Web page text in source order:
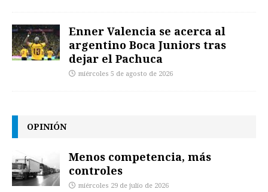
Enner Valencia se acerca al
argentino Boca Juniors tras
dejar el Pachuca
miércoles 5 de agosto de 2026
OPINIÓN
Menos competencia, más
controles
miércoles 29 de julio de 2026